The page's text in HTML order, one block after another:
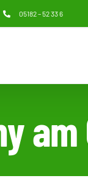
05182 – 52 33 6
am